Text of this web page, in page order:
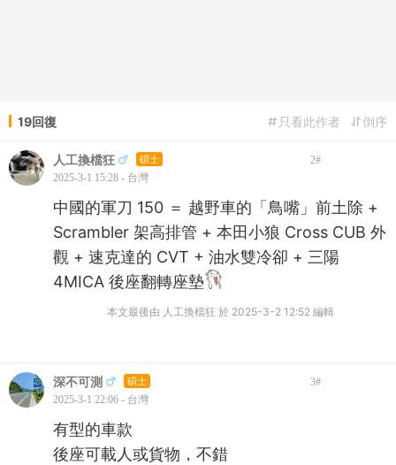
19回復 倒序
只看此作者
人工換檔狂 碩士 2#
2025-3-1 15:28 - 台灣
中國的軍刀 150 ＝ 越野車的「鳥嘴」前土除 +
Scrambler 架高排管 + 本田小狼 Cross CUB 外
觀 + 速克達的 CVT + 油水雙冷卻 + 三陽
4MICA 後座翻轉座墊
本文最後由 人工換檔狂 於 2025-3-2 12:52 編輯
深不可測 碩士 3#
2025-3-1 22:06 - 台灣
有型的車款
後座可載人或貨物，不錯